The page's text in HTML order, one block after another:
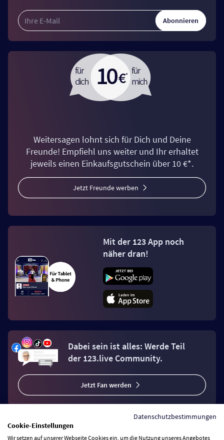
Abonnieren
Weitersagen lohnt sich für Dich und Deine
Freunde! Empfiehl uns weiter und Ihr erhaltet
jeweils einen Einkaufsgutschein über 10 €*.
Jetzt Freunde werben
Mit der 123 App noch
näher dran!
Dabei sein ist alles: Werde Teil
der 123.live Community.
Jetzt Fan werden
Datenschutzbestimmungen
Cookie-Einstellungen
Wir setzen auf unserer Webseite Cookies ein, um die Nutzung unseres Angebotes